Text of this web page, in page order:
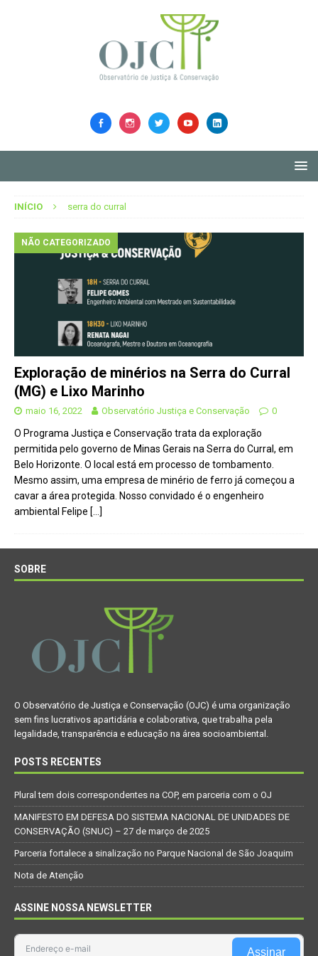
INÍCIO serra do curral
NÃO CATEGORIZADO
Exploração de minérios na Serra do Curral
(MG) e Lixo Marinho
maio 16, 2022 Observatório Justiça e Conservação 0
O Programa Justiça e Conservação trata da exploração
permitida pelo governo de Minas Gerais na Serra do Curral, em
Belo Horizonte. O local está em processo de tombamento.
Mesmo assim, uma empresa de minério de ferro já começou a
cavar a área protegida. Nosso convidado é o engenheiro
ambiental Felipe […]
SOBRE
O Observatório de Justiça e Conservação (OJC) é uma organização
sem fins lucrativos apartidária e colaborativa, que trabalha pela
legalidade, transparência e educação na área socioambiental.
POSTS RECENTES
Plural tem dois correspondentes na COP, em parceria com o OJ
MANIFESTO EM DEFESA DO SISTEMA NACIONAL DE UNIDADES DE
CONSERVAÇÃO (SNUC) – 27 de março de 2025
Parceria fortalece a sinalização no Parque Nacional de São Joaquim
Nota de Atenção
ASSINE NOSSA NEWSLETTER
Assinar